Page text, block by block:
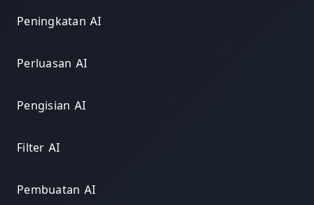
Peningkatan AI
Perluasan AI
Pengisian AI
Filter AI
Pembuatan AI